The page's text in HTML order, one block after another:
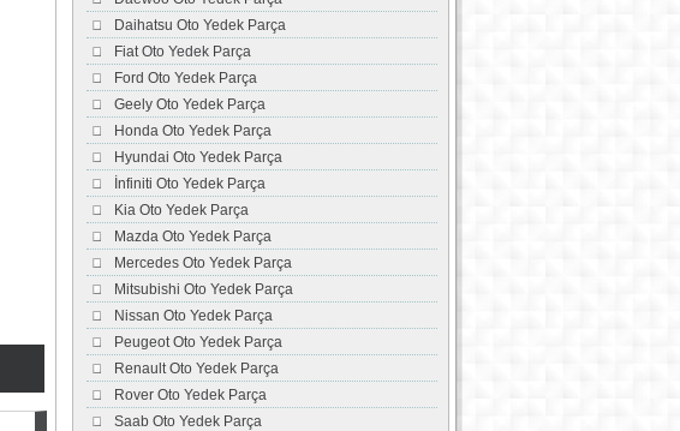
Daihatsu Oto Yedek Parça
Fiat Oto Yedek Parça
Ford Oto Yedek Parça
Geely Oto Yedek Parça
Honda Oto Yedek Parça
Hyundai Oto Yedek Parça
İnfiniti Oto Yedek Parça
Kia Oto Yedek Parça
Mazda Oto Yedek Parça
Mercedes Oto Yedek Parça
Mitsubishi Oto Yedek Parça
Nissan Oto Yedek Parça
Peugeot Oto Yedek Parça
Renault Oto Yedek Parça
Rover Oto Yedek Parça
Saab Oto Yedek Parça